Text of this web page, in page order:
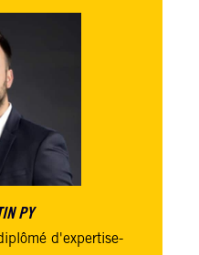
PY
d'expertise-